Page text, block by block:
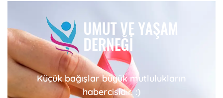
Küçük bağışlar büyük mutlulukların
habercisidir. :)